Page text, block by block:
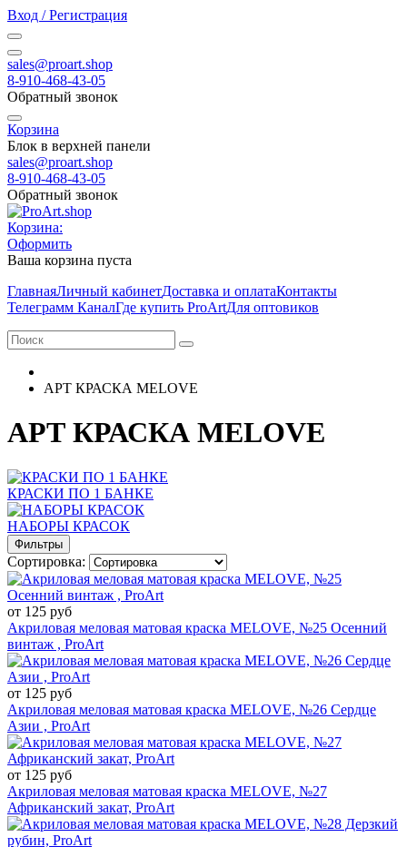
Вход / Регистрация
sales@proart.shop
8-910-468-43-05
Обратный звонок
Корзина
Блок в верхней панели
sales@proart.shop
8-910-468-43-05
Обратный звонок
Корзина:
Оформить
Ваша корзина пуста
ГлавнаяЛичный кабинетДоставка и оплатаКонтакты
Телеграмм КаналГде купить ProArtДля оптовиков
АРТ КРАСКА MELOVE
АРТ КРАСКА MELOVE
КРАСКИ ПО 1 БАНКЕ
НАБОРЫ КРАСОК
Фильтры
Сортировка:
от 125 руб
Акриловая меловая матовая краска MELOVE, №25 Осенний
винтаж , ProArt
от 125 руб
Акриловая меловая матовая краска MELOVE, №26 Сердце
Азии , ProArt
от 125 руб
Акриловая меловая матовая краска MELOVE, №27
Африканский закат, ProArt